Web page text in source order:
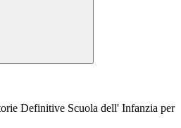
Definitive Scuola dell' Infanzia per